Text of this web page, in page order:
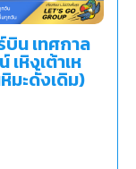
น เทศกาล
หิงเต้าเห
มะดั้งเดิม)